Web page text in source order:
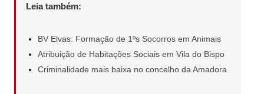
Leia também:
BV Elvas: Formação de 1ºs Socorros em Animais
Atribuição de Habitações Sociais em Vila do Bispo
Criminalidade mais baixa no concelho da Amadora